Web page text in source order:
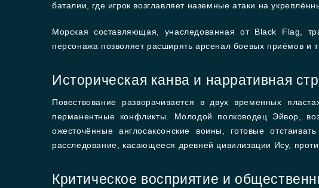
баталии, где игрок возглавляет наземные атаки на
Морская составляющая, унаследованная от Black Flag,
персонажа позволяет расширять арсенал боевых приёмов и
Историческая канва и нарративная
Повествование разворачивается в двух временных
перманентные конфликты. Молодой полководец Эйвор,
ожесточённые англосаксонские воины, готовые
расследование, касающееся древней цивилизации Ису,
Критическое восприятие и